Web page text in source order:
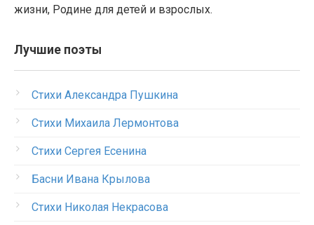
жизни, Родине для детей и взрослых.
Лучшие поэты
Стихи Александра Пушкина
Стихи Михаила Лермонтова
Стихи Сергея Есенина
Басни Ивана Крылова
Стихи Николая Некрасова